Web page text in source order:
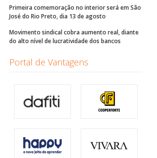
Primeira comemoração no interior será em São
José do Rio Preto, dia 13 de agosto
Movimento sindical cobra aumento real, diante
do alto nível de lucratividade dos bancos
Portal de Vantagens